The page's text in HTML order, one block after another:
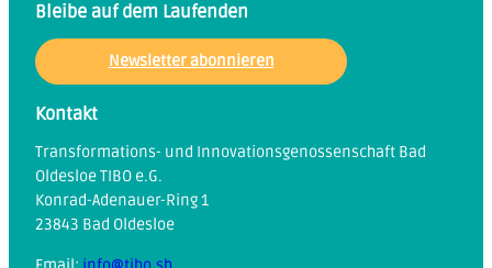
Bleibe auf dem Laufenden
Newsletter abonnieren
Kontakt
Transformations- und Innovationsgenossenschaft Bad
Oldesloe TIBO e.G.
Konrad-Adenauer-Ring 1
23843 Bad Oldesloe